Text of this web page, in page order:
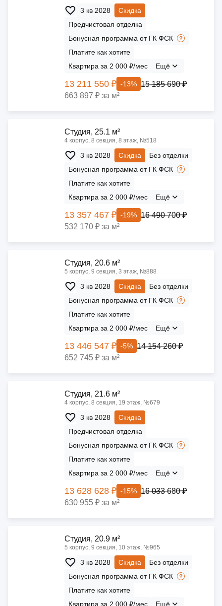
3 кв 2028
Скидка
Предчистовая отделка
Бонусная программа от ГК ФСК
Платите как хотите
Квартира за 2 000 ₽/мес
Ещё
13 211 550 ₽ -13% 15 185 690 ₽
663 897 ₽ за м²
Cтудия, 25.1 м²
4 корпус, 8 секция, 8 этаж, №518
3 кв 2028 Скидка
Без отделки
Бонусная программа от ГК ФСК
Платите как хотите
Квартира за 2 000 ₽/мес
Ещё
13 357 467 ₽ -19% 16 490 700 ₽
532 170 ₽ за м²
Cтудия, 20.6 м²
5 корпус, 9 секция, 3 этаж, №888
3 кв 2028 Скидка
Без отделки
Бонусная программа от ГК ФСК
Платите как хотите
Квартира за 2 000 ₽/мес
Ещё
13 446 547 ₽ -5% 14 154 260 ₽
652 745 ₽ за м²
Cтудия, 21.6 м²
4 корпус, 8 секция, 19 этаж, №679
3 кв 2028
Скидка
Предчистовая отделка
Бонусная программа от ГК ФСК
Платите как хотите
Квартира за 2 000 ₽/мес
Ещё
13 628 628 ₽ -15% 16 033 680 ₽
630 955 ₽ за м²
Cтудия, 20.9 м²
5 корпус, 9 секция, 10 этаж, №965
3 кв 2028 Скидка
Без отделки
Бонусная программа от ГК ФСК
Платите как хотите
Квартира за 2 000 ₽/мес
Ещё